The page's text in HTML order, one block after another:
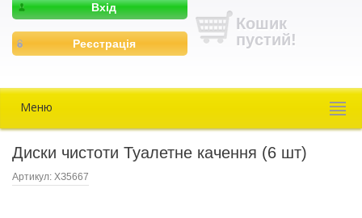
Вхід
Реєстрація
Кошик
пустий!
Меню
Диски чистоти Туалетне качення (6 шт)
Артикул: ХЗ5667